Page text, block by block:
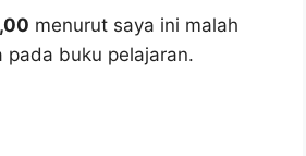
menurut saya ini malah
pada buku pelajaran.